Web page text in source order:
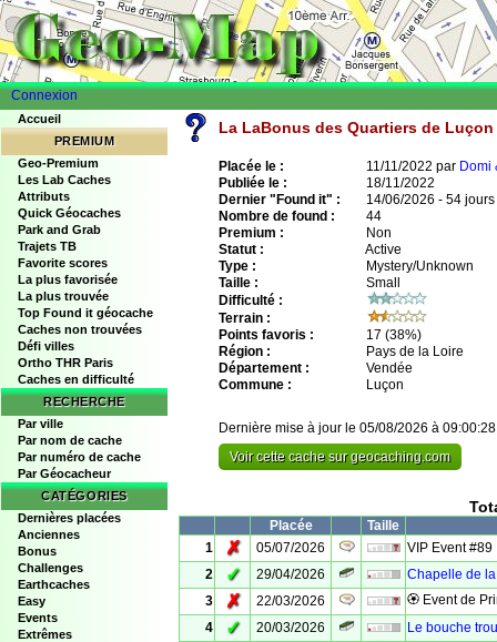
Connexion
Accueil
PREMIUM
Geo-Premium
Les Lab Caches
Attributs
Quick Géocaches
Park and Grab
Trajets TB
Favorite scores
La plus favorisée
La plus trouvée
Top Found it géocache
Caches non trouvées
Défi villes
Ortho THR Paris
Caches en difficulté
RECHERCHE
Par ville
Par nom de cache
Par numéro de cache
Par Géocacheur
CATÉGORIES
Dernières placées
Anciennes
Bonus
Challenges
Earthcaches
Easy
Events
Extrêmes
La LaBonus des Quartiers de Luçon
Placée le : 11/11/2022 par Domi
Publiée le :
18/11/2022
Dernier "Found it" :
14/06/2026 - 54 jours
Nombre de found :
44
Premium :
Non
Statut :
Active
Type :
Mystery/Unknown
Taille :
Small
Difficulté :
Terrain :
Points favoris :
17 (38%)
Région :
Pays de la Loire
Département :
Vendée
Commune :
Luçon
Dernière mise à jour le 05/08/2026 à 09:00:28
Voir cette cache sur geocaching.com
Placée
Taille
1
✗ 05/07/2026
VIP Event #89
2
✓ 29/04/2026
Chapelle de
3
✗ 22/03/2026
🏵 Event de
4
✓ 20/03/2026
Le bouche